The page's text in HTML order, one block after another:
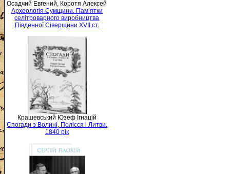
Осадчий Евгений, Коротя Алексей
Археологія Сумщини. Пам’ятки
селітроварного виробництва
Південної Сіверщини XVII ст.
Крашевський Юзеф Ігнацій
Спогади з Волині, Полісся і Литви.
1840 рік